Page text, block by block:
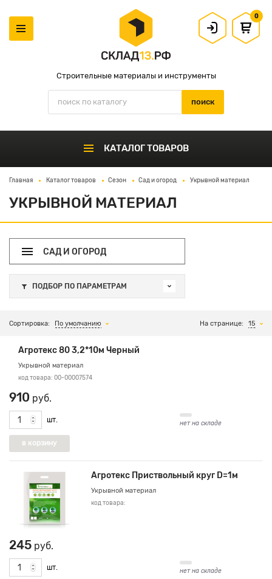
Строительные материалы и инструменты
0
КАТАЛОГ ТОВАРОВ
Главная Каталог товаров Сезон Сад и огород Укрывной материал
УКРЫВНОЙ МАТЕРИАЛ
САД И ОГОРОД
ПОДБОР ПО ПАРАМЕТРАМ
Сортировка: По умолчанию На странице: 15
Агротекс 80 3,2*10м Черный
Укрывной материал
код товара: 00-00007574
910 руб.
шт. нет на складе
Агротекс Приствольный круг D=1м
Укрывной материал
код товара:
245 руб.
шт. нет на складе